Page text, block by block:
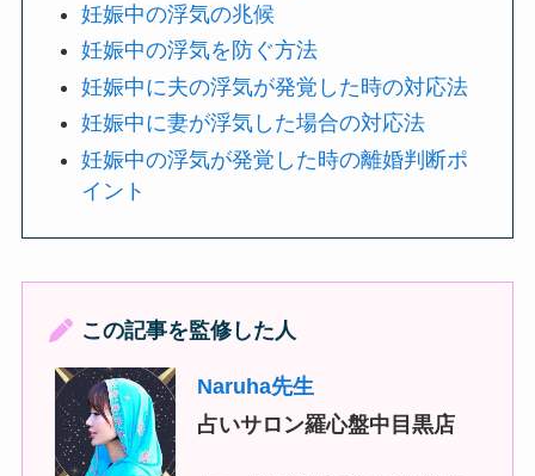
妊娠中の浮気の兆候
妊娠中の浮気を防ぐ方法
妊娠中に夫の浮気が発覚した時の対応法
妊娠中に妻が浮気した場合の対応法
妊娠中の浮気が発覚した時の離婚判断ポ
イント
この記事を監修した人
Naruha先生
占いサロン羅心盤中目黒店